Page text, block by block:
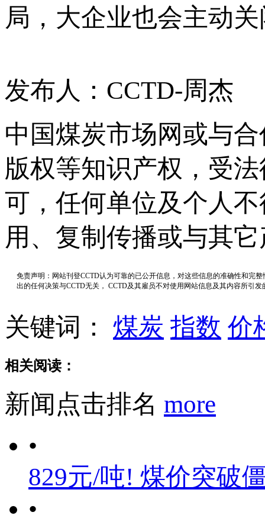
局，大企业也会主动
发布人：CCTD-周杰
中国煤炭市场网或与
版权等知识产权，受
可，任何单位及个人
用、复制传播或与其
免责声明：网站刊登CCTD认为可靠的已公开信息，对这些信息的准确性和完
出的任何决策与CCTD无关， CCTD及其雇员不对使用网站信息及其内容所引
关键词： 煤炭 指数 价
相关阅读：
新闻点击排名 more
•
829元/吨! 煤价突破
•